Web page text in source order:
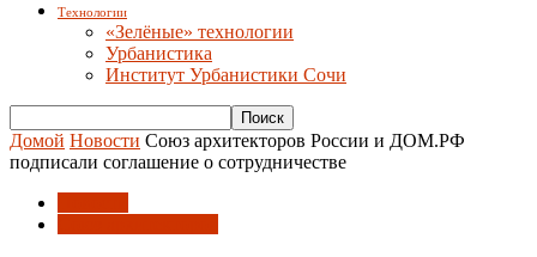
Технологии
«Зелёные» технологии
Урбанистика
Институт Урбанистики Сочи
Домой Новости Союз архитекторов России и ДОМ.РФ
подписали соглашение о сотрудничестве